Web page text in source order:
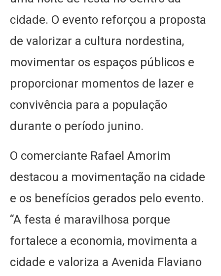
cidade. O evento reforçou a proposta
de valorizar a cultura nordestina,
movimentar os espaços públicos e
proporcionar momentos de lazer e
convivência para a população
durante o período junino.
O comerciante Rafael Amorim
destacou a movimentação na cidade
e os benefícios gerados pelo evento.
“A festa é maravilhosa porque
fortalece a economia, movimenta a
cidade e valoriza a Avenida Flaviano